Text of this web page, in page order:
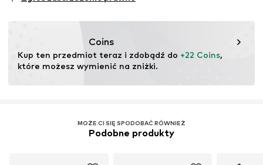
Funkcje: Regulowany / stretch
Coins
Kup ten przedmiot teraz i zdobądź do +22 Coins,
które możesz wymienić na zniżki.
MOŻE CI SIĘ SPODOBAĆ RÓWNIEŻ
Podobne produkty